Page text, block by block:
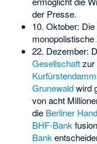
der Presse.
10. Oktober: Die
monopolistische
22. Dezember:
Gesellschaftzur
Grunewaldwird
von acht
die Berliner
BHF-Bank
Bank